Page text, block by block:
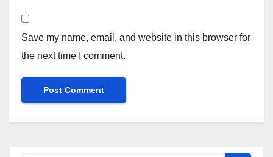
Save my name, email, and website in this browser for
the next time I comment.